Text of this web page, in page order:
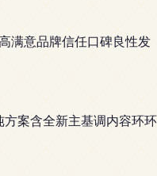
满意品牌信任口碑良性发
案含全新主基调内容环